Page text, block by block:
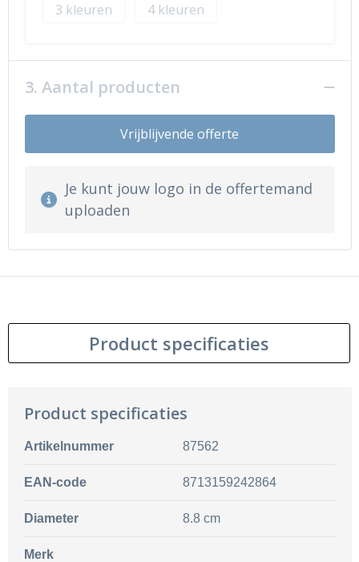
3
4
3. Aantal producten
Vrijblijvende offerte
Je kunt jouw logo in de offertemand
uploaden
Product specificaties
Product specificaties
Artikelnummer 87562
EAN-code 8713159242864
Diameter 8.8 cm
Merk